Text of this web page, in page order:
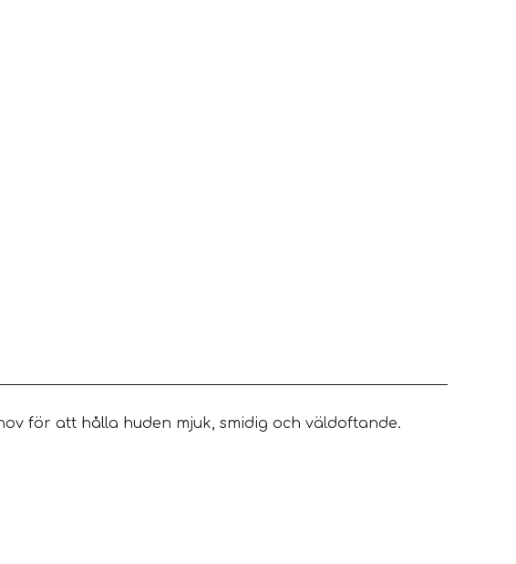
för att hålla huden mjuk, smidig och väldoftande.